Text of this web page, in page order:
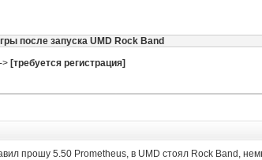
после запуска UMD Rock Band
-> [требуется регистрация]
прошу 5.50 Prometheus, в UMD стоял Rock Band,